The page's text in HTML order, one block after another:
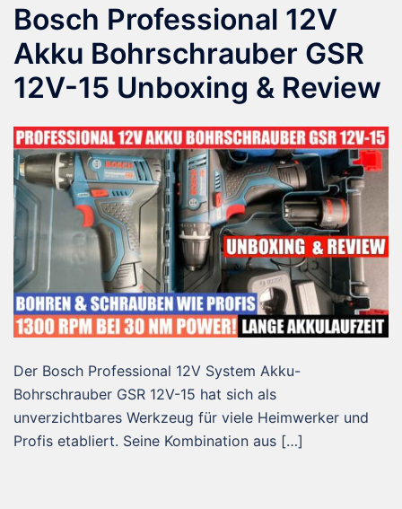
Bosch Professional 12V
Akku Bohrschrauber GSR
12V-15 Unboxing & Review
Der Bosch Professional 12V System Akku-
Bohrschrauber GSR 12V-15 hat sich als
unverzichtbares Werkzeug für viele Heimwerker und
Profis etabliert. Seine Kombination aus […]